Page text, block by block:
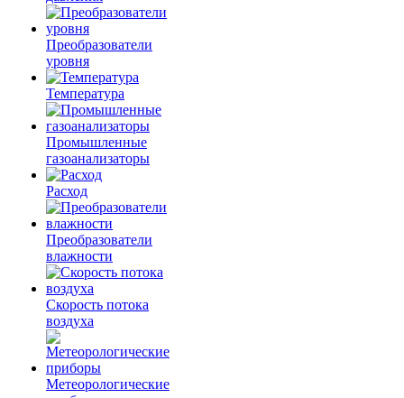
Преобразователи
уровня
Температура
Промышленные
газоанализаторы
Расход
Преобразователи
влажности
Скорость потока
воздуха
Метеорологические